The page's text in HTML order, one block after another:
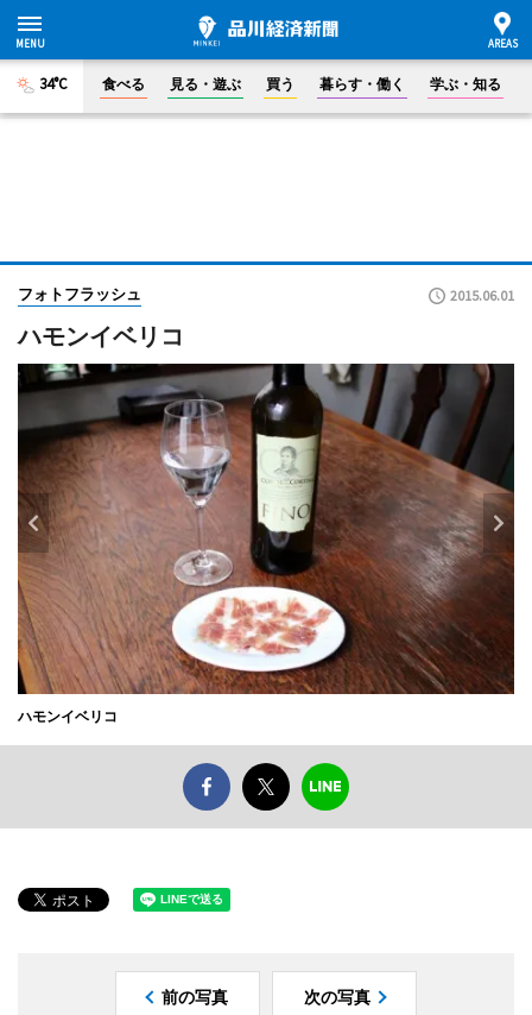
34°C 食べる 見る・遊ぶ 買う 暮らす・働く 学ぶ・知る
フォトフラッシュ 2015.06.01
ハモンイベリコ
ハモンイベリコ
前の写真 次の写真